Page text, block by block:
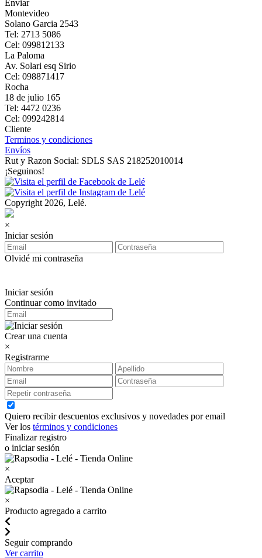
Enviar
Montevideo
Solano Garcia 2543
Tel: 2713 5086
Cel: 099812133
La Paloma
Av. Solari esq Sirio
Cel: 098871417
Rocha
18 de julio 165
Tel: 4472 0236
Cel: 099242814
Cliente
Terminos y condiciones
Envíos
Rut y Razon Social: SDLS SAS 218252010014
¡Seguinos!
Copyright 2026, Lelé.
×
Iniciar sesión
Olvidé mi contraseña
Iniciar sesión
Continuar como invitado
Crear una cuenta
×
Registrarme
Quiero recibir descuentos exclusivos y novedades por email
Ver los términos y condiciones
Finalizar registro
o iniciar sesión
×
Aceptar
×
Producto agregado a carrito
Seguir comprando
Ver carrito